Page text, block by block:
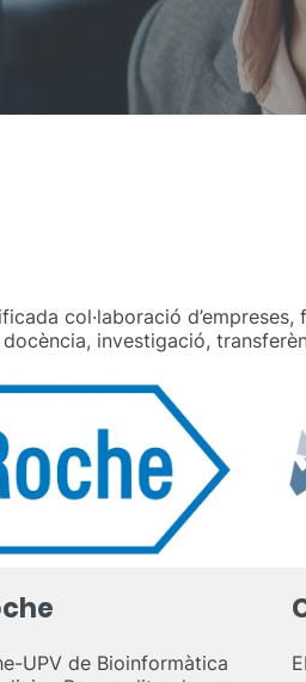
col·laboració
investigació,
UPV de Bioinformàtica